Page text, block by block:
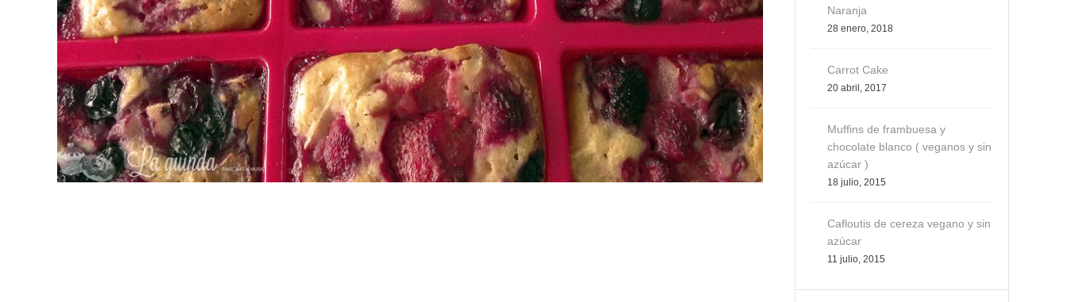
Naranja
28 enero, 2018
Carrot Cake
20 abril, 2017
Muffins de frambuesa y
chocolate blanco ( veganos y sin
azúcar )
18 julio, 2015
Cafloutis de cereza vegano y sin
azúcar
11 julio, 2015